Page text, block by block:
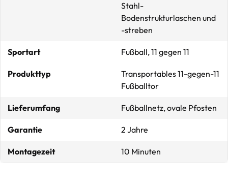
Stahl-
Bodenstrukturlaschen und
-streben
Sportart Fußball, 11 gegen 11
Produkttyp
Transportables 11-gegen-11
Fußballtor
Lieferumfang Fußballnetz, ovale Pfosten
Garantie 2 Jahre
Montagezeit 10 Minuten